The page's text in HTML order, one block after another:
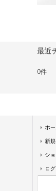
最近
0件
ホ
新
シ
ロ